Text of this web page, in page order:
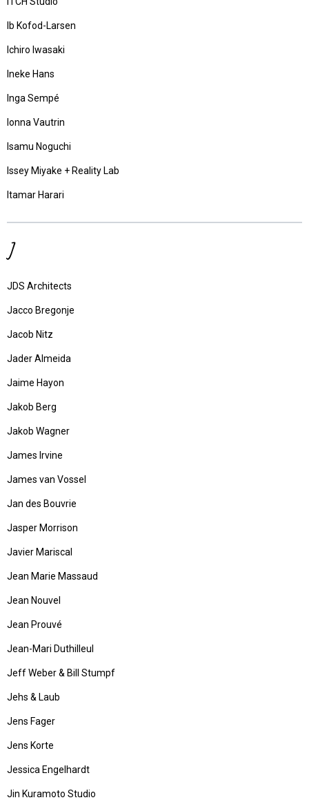
Ib Kofod-Larsen
Ichiro Iwasaki
Ineke Hans
Inga Sempé
Ionna Vautrin
Isamu Noguchi
Issey Miyake + Reality Lab
Itamar Harari
J
JDS Architects
Jacco Bregonje
Jacob Nitz
Jader Almeida
Jaime Hayon
Jakob Berg
Jakob Wagner
James Irvine
James van Vossel
Jan des Bouvrie
Jasper Morrison
Javier Mariscal
Jean Marie Massaud
Jean Nouvel
Jean Prouvé
Jean-Mari Duthilleul
Jeff Weber & Bill Stumpf
Jehs & Laub
Jens Fager
Jens Korte
Jessica Engelhardt
Jin Kuramoto Studio